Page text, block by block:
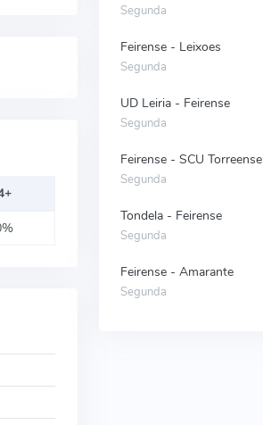
Segunda
Feirense - Leixoes
Segunda
UD Leiria - Feirense
Segunda
Feirense - SCU Torreense
Segunda
Tondela - Feirense
Segunda
Feirense - Amarante
Segunda